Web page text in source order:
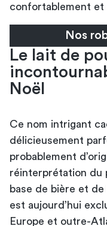
confortablement et
Nos
Le lait de
Noël
Ce nom intrigant
délicieusement
probablement
réinterprétation du
base de bière et
est aujourd’hui
Europe et outre-